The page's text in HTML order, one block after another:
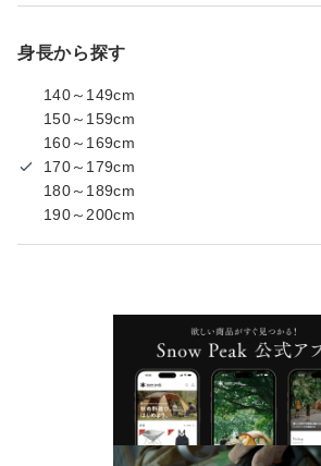
身長から探す
140～149cm
150～159cm
160～169cm
170～179cm
180～189cm
190～200cm